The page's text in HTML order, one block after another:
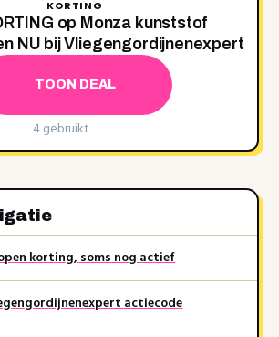
KORTING
op Monza kunststof
NU bij Vliegengordijnenexpert
TOON DEAL
4 gebruikt
korting, soms nog actief
actiecode